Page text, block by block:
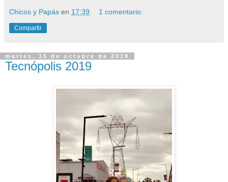
Chicos y Papás en 17:39 1 comentario:
Compartir
martes, 15 de octubre de 2019
Tecnópolis 2019